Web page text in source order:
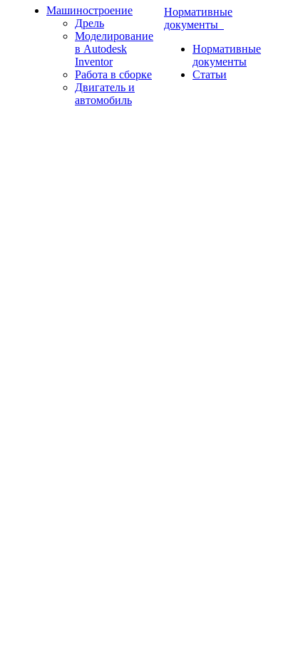
Машиностроение
Дрель
Моделирование
в Autodesk
Inventor
Работа в сборке
Двигатель и
автомобиль
Нормативные
документы
Нормативные
документы
Статьи